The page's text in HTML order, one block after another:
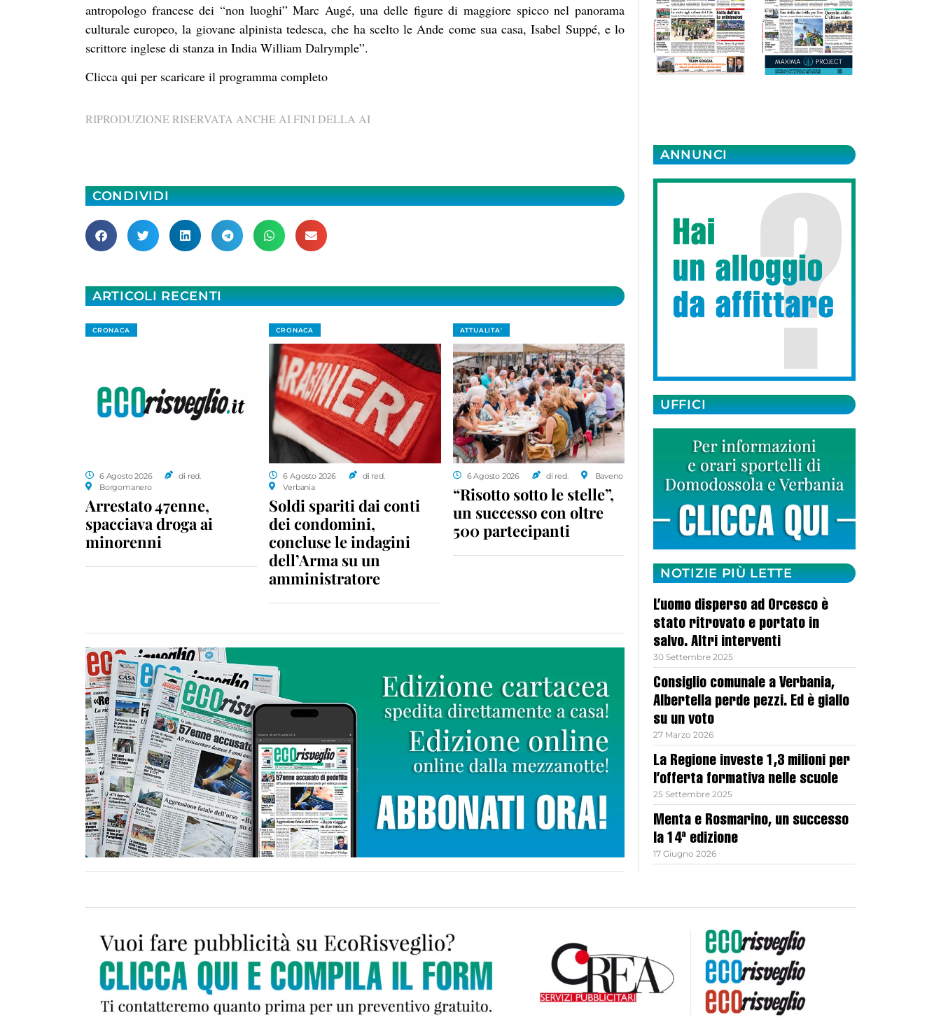
antropologo francese dei “non luoghi” Marc Augé, una delle figure di maggiore spicco nel panorama
culturale europeo, la giovane alpinista tedesca, che ha scelto le Ande come sua casa, Isabel Suppé, e lo
scrittore inglese di stanza in India William Dalrymple”.
Clicca qui per scaricare il programma completo
RIPRODUZIONE RISERVATA ANCHE AI FINI DELLA AI
CONDIVIDI
ARTICOLI RECENTI
CRONACA
6 Agosto 2026
di red.
Borgomanero
Arrestato 47enne,
spacciava droga ai
minorenni
CRONACA
6 Agosto 2026
di red.
Verbania
Soldi spariti dai conti
dei condomini,
concluse le indagini
dell’Arma su un
amministratore
ATTUALITA'
6 Agosto 2026 di red. Baveno
“Risotto sotto le stelle”,
un successo con oltre
500 partecipanti
ANNUNCI
UFFICI
NOTIZIE PIÙ LETTE
L’uomo disperso ad Orcesco è
stato ritrovato e portato in
salvo. Altri interventi
30 Settembre 2025
Consiglio comunale a Verbania,
Albertella perde pezzi. Ed è giallo
su un voto
27 Marzo 2026
La Regione investe 1,3 milioni per
l’offerta formativa nelle scuole
25 Settembre 2025
Menta e Rosmarino, un successo
la 14ª edizione
17 Giugno 2026